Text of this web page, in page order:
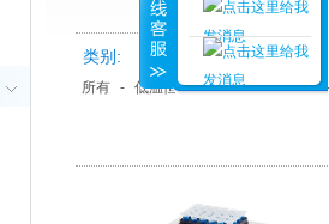
类别:
所有 - 低温恒温槽 - 循环水冷却器